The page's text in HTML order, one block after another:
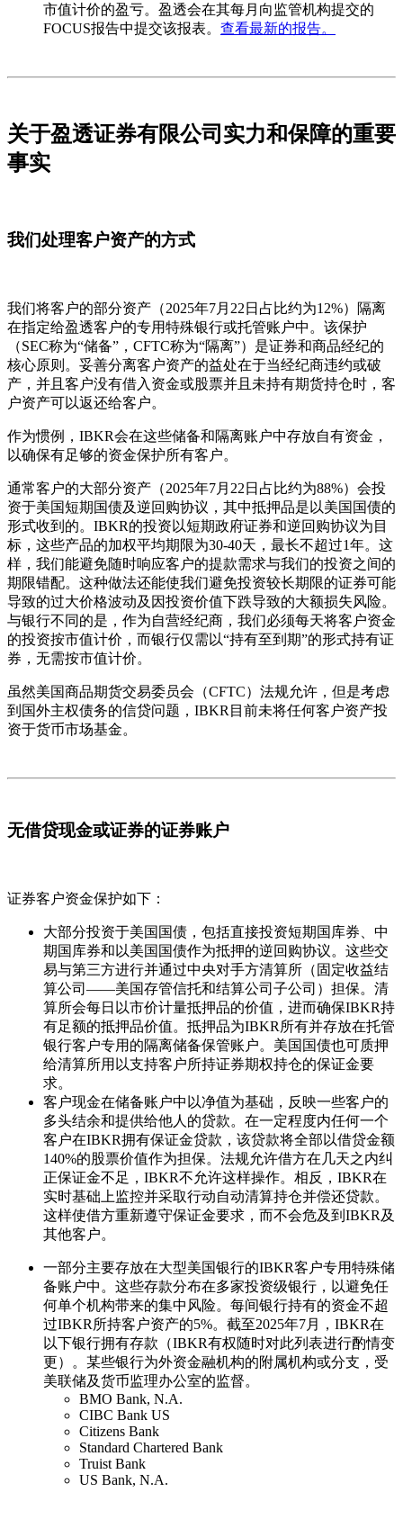
市值计价的盈亏。盈透会在其每月向监管机构提交的
FOCUS报告中提交该报表。 查看最新的报告。
关于盈透证券有限公司实力和保障的重要
事实
我们处理客户资产的方式
我们将客户的部分资产（2025年7月22日占比约为12%）隔离
在指定给盈透客户的专用特殊银行或托管账户中。该保护
（SEC称为“储备”，CFTC称为“隔离”）是证券和商品经纪的
核心原则。妥善分离客户资产的益处在于当经纪商违约或破
产，并且客户没有借入资金或股票并且未持有期货持仓时，客
户资产可以返还给客户。
作为惯例，IBKR会在这些储备和隔离账户中存放自有资金，
以确保有足够的资金保护所有客户。
通常客户的大部分资产（2025年7月22日占比约为88%）会投
资于美国短期国债及逆回购协议，其中抵押品是以美国国债的
形式收到的。IBKR的投资以短期政府证券和逆回购协议为目
标，这些产品的加权平均期限为30-40天，最长不超过1年。这
样，我们能避免随时响应客户的提款需求与我们的投资之间的
期限错配。这种做法还能使我们避免投资较长期限的证券可能
导致的过大价格波动及因投资价值下跌导致的大额损失风险。
与银行不同的是，作为自营经纪商，我们必须每天将客户资金
的投资按市值计价，而银行仅需以“持有至到期”的形式持有证
券，无需按市值计价。
虽然美国商品期货交易委员会（CFTC）法规允许，但是考虑
到国外主权债务的信贷问题，IBKR目前未将任何客户资产投
资于货币市场基金。
无借贷现金或证券的证券账户
证券客户资金保护如下：
大部分投资于美国国债，包括直接投资短期国库券、中
期国库券和以美国国债作为抵押的逆回购协议。这些交
易与第三方进行并通过中央对手方清算所（固定收益结
算公司——美国存管信托和结算公司子公司）担保。清
算所会每日以市价计量抵押品的价值，进而确保IBKR持
有足额的抵押品价值。抵押品为IBKR所有并存放在托管
银行客户专用的隔离储备保管账户。美国国债也可质押
给清算所用以支持客户所持证券期权持仓的保证金要
求。
客户现金在储备账户中以净值为基础，反映一些客户的
多头结余和提供给他人的贷款。在一定程度内任何一个
客户在IBKR拥有保证金贷款，该贷款将全部以借贷金额
140%的股票价值作为担保。法规允许借方在几天之内纠
正保证金不足，IBKR不允许这样操作。相反，IBKR在
实时基础上监控并采取行动自动清算持仓并偿还贷款。
这样使借方重新遵守保证金要求，而不会危及到IBKR及
其他客户。
一部分主要存放在大型美国银行的IBKR客户专用特殊储
备账户中。这些存款分布在多家投资级银行，以避免任
何单个机构带来的集中风险。每间银行持有的资金不超
过IBKR所持客户资产的5%。截至2025年7月，IBKR在
以下银行拥有存款（IBKR有权随时对此列表进行酌情变
更）。某些银行为外资金融机构的附属机构或分支，受
美联储及货币监理办公室的监督。
BMO Bank, N.A.
CIBC Bank US
Citizens Bank
Standard Chartered Bank
Truist Bank
US Bank, N.A.